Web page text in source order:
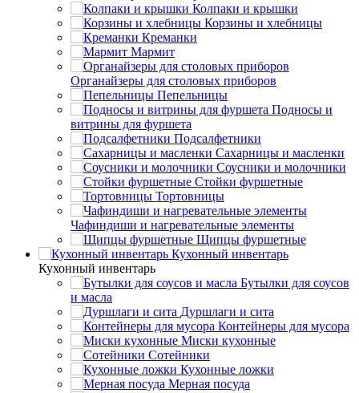
Колпаки и крышки
Корзины и хлебницы
Креманки
Мармит
Органайзеры для столовых приборов
Пепельницы
Подносы и
витрины для фуршета
Подсалфетники
Сахарницы и масленки
Соусники и молочники
Стойки фуршетные
Тортовницы
Чафиндиши и нагревательные элементы
Щипцы фуршетные
Кухонный инвентарь
Кухонный инвентарь
Бутылки для соусов
и масла
Дуршлаги и сита
Контейнеры для мусора
Миски кухонные
Сотейники
Кухонные ложки
Мерная посуда